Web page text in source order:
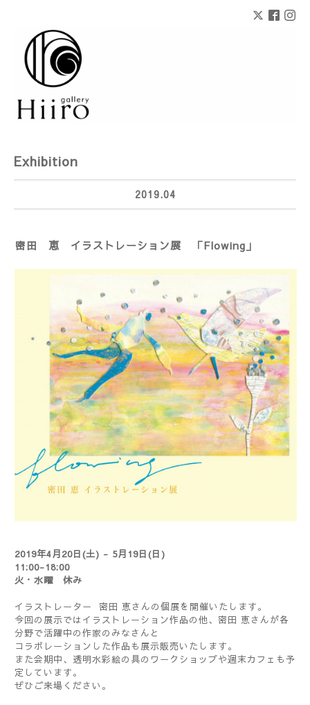
Exhibition
2019.04
密田 恵 イラストレーション展 「Flowing」
2019年4月20日(土) - 5月19日(日)
11:00-18:00
火・水曜 休み
イラストレーター 密田 恵さんの個展を開催いたします。
今回の展示ではイラストレーション作品の他、密田 恵さんが各
分野で活躍中の作家のみなさんと
コラボレーションした作品も展示販売いたします。
また会期中、透明水彩絵の具のワークショップや週末カフェも予
定しています。
ぜひご来場ください。